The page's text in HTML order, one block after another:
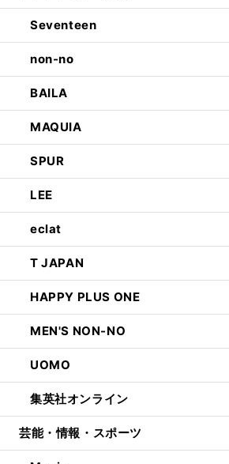
Seventeen
non-no
BAILA
MAQUIA
SPUR
LEE
eclat
T JAPAN
HAPPY PLUS ONE
MEN'S NON-NO
UOMO
集英社オンライン
芸能・情報・スポーツ